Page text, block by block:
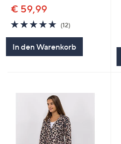
€ 59,99
4.8
von
(12)
In den Warenkorb